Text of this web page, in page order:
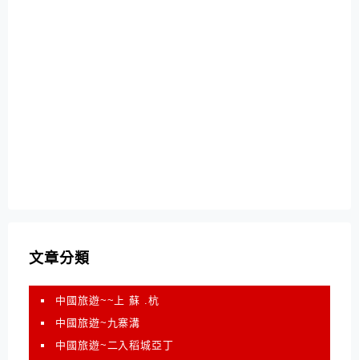
文章分類
中國旅遊~~上 蘇 .杭
中國旅遊~九寨溝
中國旅遊~二入稻城亞丁